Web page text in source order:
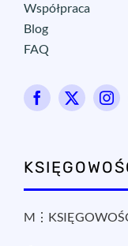
Współpraca
Blog
FAQ